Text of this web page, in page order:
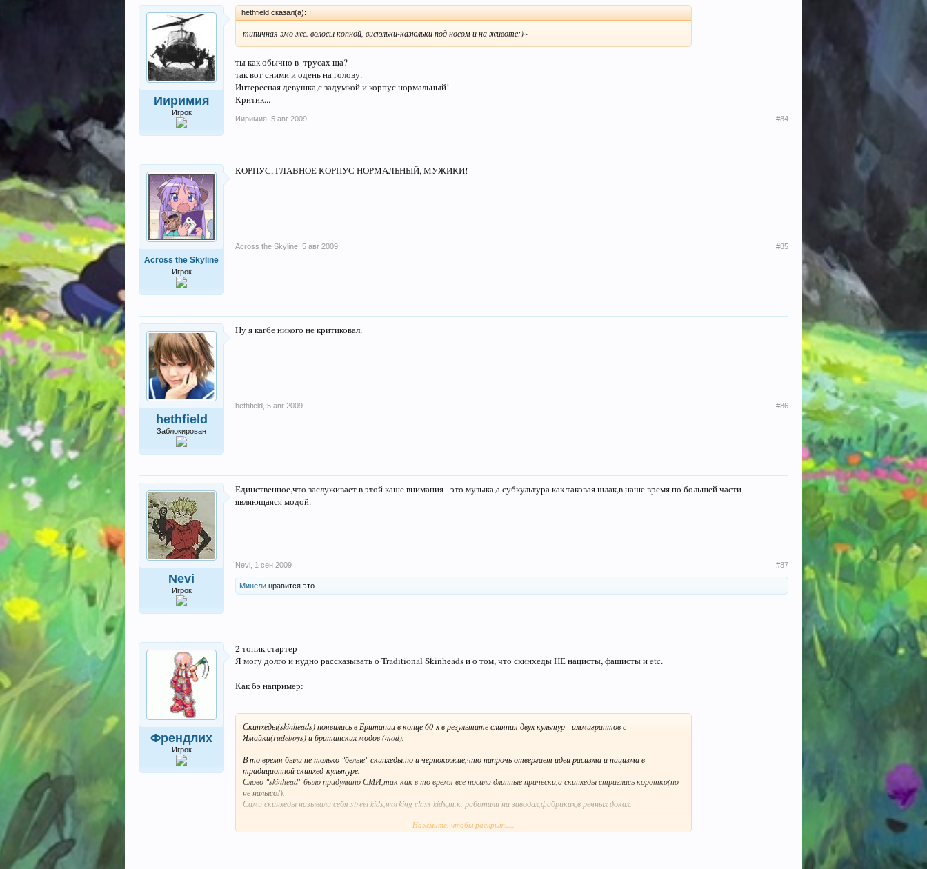
Ииримия
Игрок
hethfield сказал(а): ↑
типичная эмо же. волосы копной, висюльки-казюльки под носом и на животе:)~
ты как обычно в -трусах ща?
так вот сними и одень на голову.
Интересная девушка,с задумкой и корпус нормальный!
Критик...
Ииримия 5 авг 2009 #84
Across the Skyline
Игрок
КОРПУС, ГЛАВНОЕ КОРПУС НОРМАЛЬНЫЙ, МУЖИКИ!
Across the Skyline 5 авг 2009 #85
hethfield
Заблокирован
Ну я кагбе никого не критиковал.
hethfield 5 авг 2009 #86
Nevi
Игрок
Единственное,что заслуживает в этой каше внимания - это музыка,а субкультура как таковая шлак,в наше время по большей части
являющаяся модой.
Nevi 1 сен 2009 #87
Минели нравится это.
Френдлих
Игрок
2 топик стартер
Я могу долго и нудно рассказывать о Traditional Skinheads и о том, что скинхеды НЕ нацисты, фашисты и etc.
Как бэ например:
Скинхеды(skinheads) появились в Британии в конце 60-х в результате слияния двух культур - иммигрантов с
Ямайки(rudeboys) и британских модов (mod).
В то время были не только "белые" скинхеды,но и чернокожие,что напрочь отвергает идеи расизма и нацизма в
традиционной скинхед-культуре.
Слово "skinhead" было придумано СМИ,так как в то время все носили длинные причёски,а скинхеды стриглись коротко(но
не налысо!).
Сами скинхеды называли себя street kids,working class kids,т.к. работали на заводах,фабриках,в речных доках.
Отсюда пошёл и стиль одежды скинхедов - джинсы Levi's,высокие ботинки Doc Martens,узкие(2-3см) подтяжки X или
Нажмите, чтобы раскрыть...